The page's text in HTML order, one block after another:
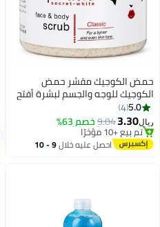
حمض الكوجيك مقشر حمض
الكوجيك للوجه والجسم لبشرة أفتح
ولون موحد 521 مل
5.0
4
ريال3.30
9.04خصم 63%
أقل سعر في 7 يوم
تم بيع +10 مؤخرًا
احصل عليه خلال 9 - 10